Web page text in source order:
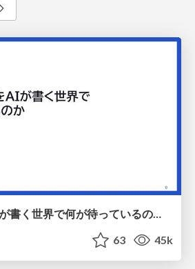
コードの90%をAIが書く世界で何が待っているのか / What awaits us in a world where 90% of the code is written by AI
63 45k